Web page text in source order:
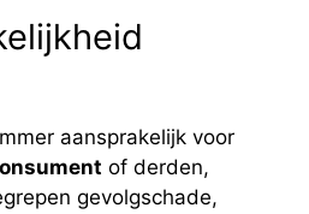
aansprakelijk voor
of derden,
gevolgschade,